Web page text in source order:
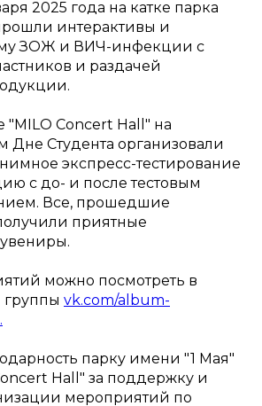
2025 года на катке парка
интерактивы и
ЗОЖ и ВИЧ-инфекции с
и раздачей
"MILO Concert Hall" на
Студента организовали
экспресс-тестирование
с до- и после тестовым
Все, прошедшие
приятные
можно посмотреть в
vk.com/album-
парку имени "1 Мая"
Hall" за поддержку и
мероприятий по